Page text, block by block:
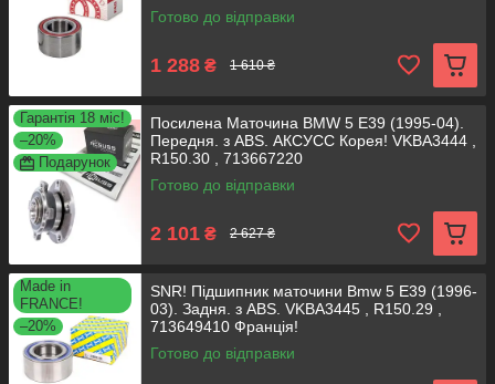
Готово до відправки
1 288 ₴ 1 610 ₴
Гарантія 18 міс!
–20%
Подарунок
Посилена Маточина BMW 5 E39 (1995-04).
Передня. з ABS. АКСУСС Корея! VKBA3444 ,
R150.30 , 713667220
Готово до відправки
2 101 ₴ 2 627 ₴
Made in
FRANCE!
–20%
SNR! Підшипник маточини Bmw 5 E39 (1996-
03). Задня. з ABS. VKBA3445 , R150.29 ,
713649410 Франція!
Готово до відправки